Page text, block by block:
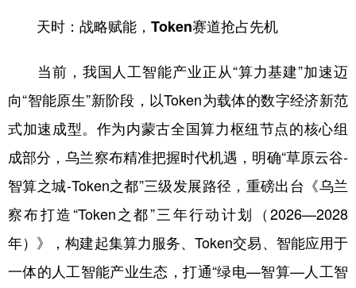
四川 贵州 云南 西藏
陕西 甘肃 青海 宁夏
新疆 内蒙古 黑龙江
English Español Français عربى
Русский язык 日本語 한국어
天时：战略赋能，Token赛道抢占先机
当前，我国人工智能产业正从“算力基建”加速迈
向“智能原生”新阶段，以Token为载体的数字经济新范
式加速成型。作为内蒙古全国算力枢纽节点的核心组
成部分，乌兰察布精准把握时代机遇，明确“草原云谷-
智算之城-Token之都”三级发展路径，重磅出台《乌兰
察布打造“Token之都”三年行动计划（2026—2028
年）》，构建起集算力服务、Token交易、智能应用于
一体的人工智能产业生态，打通“绿电—智算—人工智